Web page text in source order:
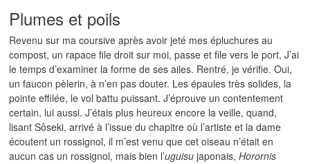
Plumes et poils
Revenu sur ma coursive après avoir jeté mes épluchures au
compost, un rapace file droit sur moi, passe et file vers le port. J’ai
le temps d’examiner la forme de ses ailes. Rentré, je vérifie. Oui,
un faucon pèlerin, à n’en pas douter. Les épaules très solides, la
pointe effilée, le vol battu puissant. J’éprouve un contentement
certain, lui aussi. J’étais plus heureux encore la veille, quand,
lisant Sôseki, arrivé à l’issue du chapitre où l’artiste et la dame
écoutent un rossignol, il m’est venu que cet oiseau n’était en
aucun cas un rossignol, mais bien l’uguisu japonais,Horornis